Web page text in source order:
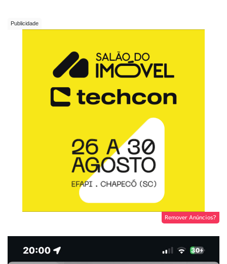
Remover Anúncios?